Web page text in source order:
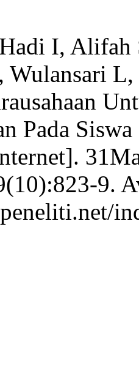
I, Alifah
Wulansari
Pada
9.